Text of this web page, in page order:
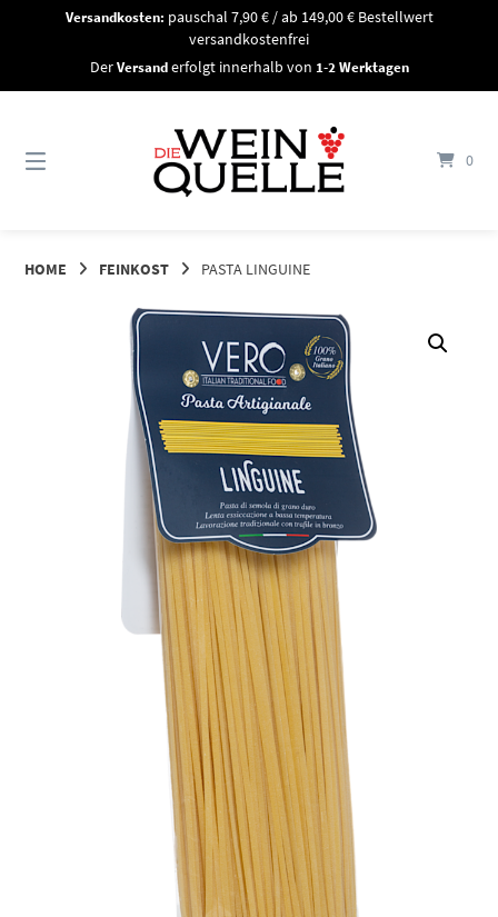
Versandkosten: pauschal 7,90 € / ab 149,00 € Bestellwert
versandkostenfrei
DerVersanderfolgt innerhalb von 1-2 Werktagen
0
HOME FEINKOST PASTA LINGUINE